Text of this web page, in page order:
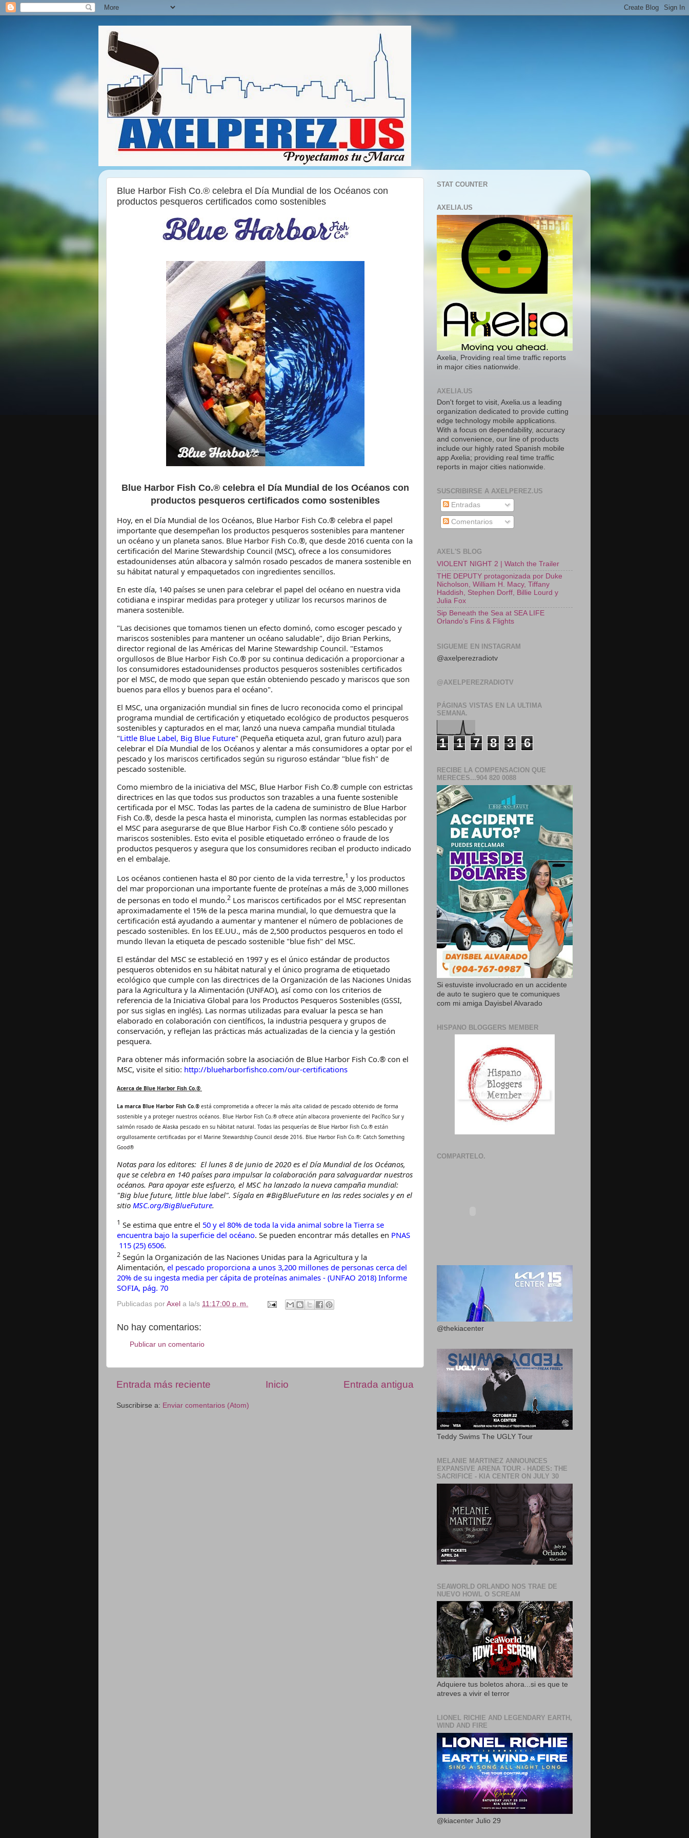
Blue Harbor Fish Co.® celebra el Día Mundial de los Océanos con
productos pesqueros certificados como sostenibles
Blue Harbor Fish Co.® celebra el Día Mundial de los Océanos con
productos pesqueros certificados como sostenibles
Hoy, en el Día Mundial de los Océanos, Blue Harbor Fish Co.® celebra el papel
importante que desempeñan los productos pesqueros sostenibles para mantener
un océano y un planeta sanos. Blue Harbor Fish Co.®, que desde 2016 cuenta con la
certificación del Marine Stewardship Council (MSC), ofrece a los consumidores
estadounidenses atún albacora y salmón rosado pescados de manera sostenible en
su hábitat natural y empaquetados con ingredientes sencillos.
En este día, 140 países se unen para celebrar el papel del océano en nuestra vida
cotidiana e inspirar medidas para proteger y utilizar los recursos marinos de
manera sostenible.
"Las decisiones que tomamos tienen un efecto dominó, como escoger pescado y
mariscos sostenibles para mantener un océano saludable", dijo Brian Perkins,
director regional de las Américas del Marine Stewardship Council. "Estamos
orgullosos de Blue Harbor Fish Co.® por su continua dedicación a proporcionar a
los consumidores estadounidenses productos pesqueros sostenibles certificados
por el MSC, de modo que sepan que están obteniendo pescado y mariscos que son
buenos para ellos y buenos para el océano".
El MSC, una organización mundial sin fines de lucro reconocida como el principal
programa mundial de certificación y etiquetado ecológico de productos pesqueros
sostenibles y capturados en el mar, lanzó una nueva campaña mundial titulada
"Little Blue Label, Big Blue Future" (Pequeña etiqueta azul, gran futuro azul) para
celebrar el Día Mundial de los Océanos y alentar a más consumidores a optar por el
pescado y los mariscos certificados según su riguroso estándar "blue fish" de
pescado sostenible.
Como miembro de la iniciativa del MSC, Blue Harbor Fish Co.® cumple con estrictas
directrices en las que todos sus productos son trazables a una fuente sostenible
certificada por el MSC. Todas las partes de la cadena de suministro de Blue Harbor
Fish Co.®, desde la pesca hasta el minorista, cumplen las normas establecidas por
el MSC para asegurarse de que Blue Harbor Fish Co.® contiene sólo pescado y
mariscos sostenibles. Esto evita el posible etiquetado erróneo o fraude de los
productos pesqueros y asegura que los consumidores reciban el producto indicado
en el embalaje.
Los océanos contienen hasta el 80 por ciento de la vida terrestre,1 y los productos
del mar proporcionan una importante fuente de proteínas a más de 3,000 millones
de personas en todo el mundo.2 Los mariscos certificados por el MSC representan
aproximadamente el 15% de la pesca marina mundial, lo que demuestra que la
certificación está ayudando a aumentar y mantener el número de poblaciones de
pescado sostenibles. En los EE.UU., más de 2,500 productos pesqueros en todo el
mundo llevan la etiqueta de pescado sostenible "blue fish" del MSC.
El estándar del MSC se estableció en 1997 y es el único estándar de productos
pesqueros obtenidos en su hábitat natural y el único programa de etiquetado
ecológico que cumple con las directrices de la Organización de las Naciones Unidas
para la Agricultura y la Alimentación (UNFAO), así como con los criterios de
referencia de la Iniciativa Global para los Productos Pesqueros Sostenibles (GSSI,
por sus siglas en inglés). Las normas utilizadas para evaluar la pesca se han
elaborado en colaboración con científicos, la industria pesquera y grupos de
conservación, y reflejan las prácticas más actualizadas de la ciencia y la gestión
pesquera.
Para obtener más información sobre la asociación de Blue Harbor Fish Co.® con el
MSC, visite el sitio: http://blueharborfishco.com/our-certifications
Acerca de Blue Harbor Fish Co.®
La marca Blue Harbor Fish Co.® está comprometida a ofrecer la más alta calidad de pescado obtenido de forma
sostenible y a proteger nuestros océanos. Blue Harbor Fish Co.® ofrece atún albacora proveniente del Pacífico Sur y
salmón rosado de Alaska pescado en su hábitat natural. Todas las pesquerías de Blue Harbor Fish Co.® están
orgullosamente certificadas por el Marine Stewardship Council desde 2016. Blue Harbor Fish Co.®: Catch Something
Good®
Notas para los editores: El lunes 8 de junio de 2020 es el Día Mundial de los Océanos,
que se celebra en 140 países para impulsar la colaboración para salvaguardar nuestros
océanos. Para apoyar este esfuerzo, el MSC ha lanzado la nueva campaña mundial:
"Big blue future, little blue label". Sígala en #BigBlueFuture en las redes sociales y en el
sitio MSC.org/BigBlueFuture.
1 Se estima que entre el 50 y el 80% de toda la vida animal sobre la Tierra se
encuentra bajo la superficie del océano. Se pueden encontrar más detalles en PNAS
115 (25) 6506.
2 Según la Organización de las Naciones Unidas para la Agricultura y la
Alimentación, el pescado proporciona a unos 3,200 millones de personas cerca del
20% de su ingesta media per cápita de proteínas animales - (UNFAO 2018) Informe
SOFIA, pág. 70
Publicadas por Axel a la/s 11:17:00 p. m.
No hay comentarios:
Publicar un comentario
Entrada más reciente Entrada antigua
Inicio
Suscribirse a: Enviar comentarios (Atom)
STAT COUNTER
AXELIA.US
Axelia, Providing real time traffic reports
in major cities nationwide.
AXELIA.US
Don't forget to visit, Axelia.us a leading
organization dedicated to provide cutting
edge technology mobile applications.
With a focus on dependability, accuracy
and convenience, our line of products
include our highly rated Spanish mobile
app Axelia; providing real time traffic
reports in major cities nationwide.
SUSCRIBIRSE A AXELPEREZ.US
Entradas
Comentarios
AXEL'S BLOG
VIOLENT NIGHT 2 | Watch the Trailer
THE DEPUTY protagonizada por Duke
Nicholson, William H. Macy, Tiffany
Haddish, Stephen Dorff, Billie Lourd y
Julia Fox
Sip Beneath the Sea at SEA LIFE
Orlando's Fins & Flights
SIGUEME EN INSTAGRAM
@axelperezradiotv
@AXELPEREZRADIOTV
PÁGINAS VISTAS EN LA ULTIMA
SEMANA.
1 1 7 8 3 6
RECIBE LA COMPENSACION QUE
MERECES...904 820 0088
Si estuviste involucrado en un accidente
de auto te sugiero que te comuniques
com mi amiga Dayisbel Alvarado
HISPANO BLOGGERS MEMBER
COMPARTELO.
@thekiacenter
Teddy Swims The UGLY Tour
MELANIE MARTINEZ ANNOUNCES
EXPANSIVE ARENA TOUR - HADES: THE
SACRIFICE - KIA CENTER ON JULY 30
SEAWORLD ORLANDO NOS TRAE DE
NUEVO HOWL O SCREAM
Adquiere tus boletos ahora...si es que te
atreves a vivir el terror
LIONEL RICHIE AND LEGENDARY EARTH,
WIND AND FIRE
@kiacenter Julio 29